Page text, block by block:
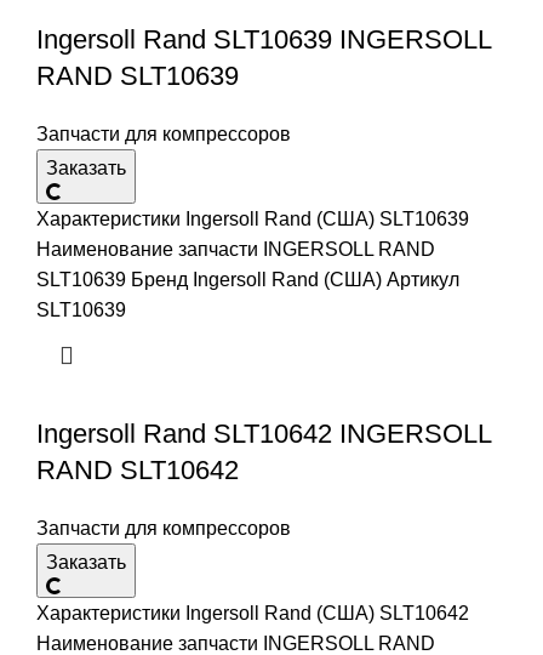
Ingersoll Rand SLT10639 INGERSOLL
RAND SLT10639
Запчасти для компрессоров
Заказать
Характеристики Ingersoll Rand (США) SLT10639
Наименование запчасти INGERSOLL RAND
SLT10639 Бренд Ingersoll Rand (США) Артикул
SLT10639
Ingersoll Rand SLT10642 INGERSOLL
RAND SLT10642
Запчасти для компрессоров
Заказать
Характеристики Ingersoll Rand (США) SLT10642
Наименование запчасти INGERSOLL RAND